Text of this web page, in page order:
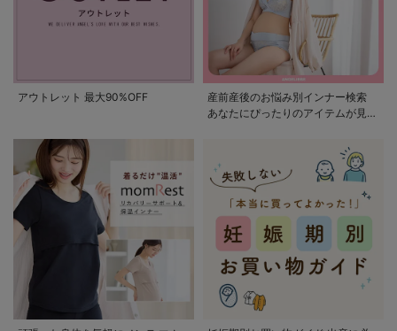
アウトレット 最大90%OFF
産前産後のお悩み別インナー検索
あなたにぴったりのアイテムが見つ